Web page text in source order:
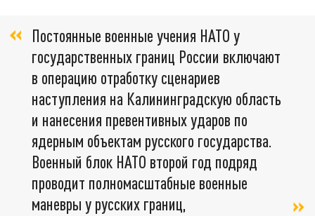
Постоянные военные учения НАТО у
государственных границ России включают
в операцию отработку сценариев
наступления на Калининградскую область
и нанесения превентивных ударов по
ядерным объектам русского государства.
Военный блок НАТО второй год подряд
проводит полномасштабные военные
маневры у русских границ,